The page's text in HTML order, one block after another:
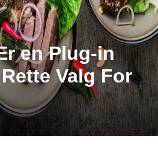
en Plug-in
Valg For